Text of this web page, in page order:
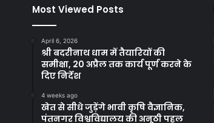
Most Viewed Posts
April 6, 2026
श्री बदरीनाथ धाम में तैयारियों की
समीक्षा, 20 अप्रैल तक कार्य पूर्ण करने के
दिए निर्देश
4 weeks ago
खेत से सीधे जुड़ेंगे भावी कृषि वैज्ञानिक,
पंतनगर विश्वविद्यालय की अनूठी पहल